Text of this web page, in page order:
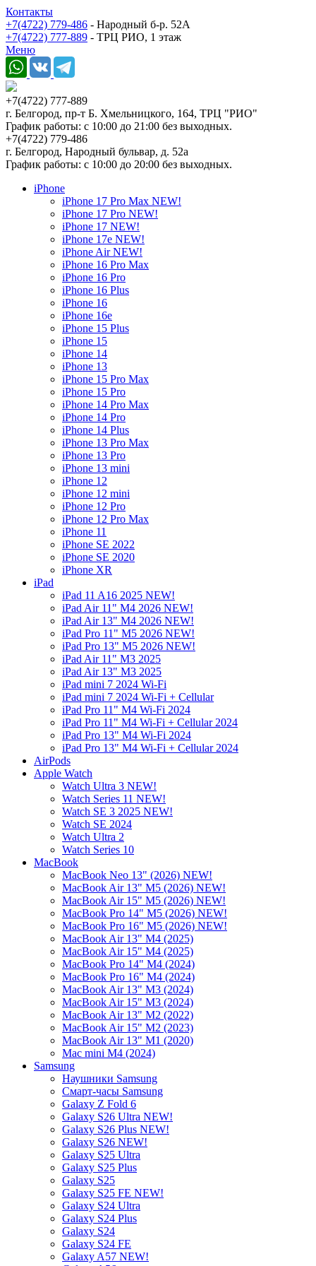
Контакты
+7(4722) 779-486 - Народный б-р. 52А
+7(4722) 777-889 - ТРЦ РИО, 1 этаж
Меню
+7(4722) 777-889
г. Белгород, пр-т Б. Хмельницкого, 164, ТРЦ "РИО"
График работы: с 10:00 до 21:00 без выходных.
+7(4722) 779-486
г. Белгород, Народный бульвар, д. 52а
График работы: с 10:00 до 20:00 без выходных.
iPhone
iPhone 17 Pro Max NEW!
iPhone 17 Pro NEW!
iPhone 17 NEW!
iPhone 17e NEW!
iPhone Air NEW!
iPhone 16 Pro Max
iPhone 16 Pro
iPhone 16 Plus
iPhone 16
iPhone 16e
iPhone 15 Plus
iPhone 15
iPhone 14
iPhone 13
iPhone 15 Pro Max
iPhone 15 Pro
iPhone 14 Pro Max
iPhone 14 Pro
iPhone 14 Plus
iPhone 13 Pro Max
iPhone 13 Pro
iPhone 13 mini
iPhone 12
iPhone 12 mini
iPhone 12 Pro
iPhone 12 Pro Max
iPhone 11
iPhone SE 2022
iPhone SE 2020
iPhone XR
iPad
iPad 11 A16 2025 NEW!
iPad Air 11" M4 2026 NEW!
iPad Air 13" M4 2026 NEW!
iPad Pro 11" M5 2026 NEW!
iPad Pro 13" M5 2026 NEW!
iPad Air 11" M3 2025
iPad Air 13" M3 2025
iPad mini 7 2024 Wi-Fi
iPad mini 7 2024 Wi-Fi + Cellular
iPad Pro 11" M4 Wi-Fi 2024
iPad Pro 11" M4 Wi-Fi + Cellular 2024
iPad Pro 13" M4 Wi-Fi 2024
iPad Pro 13" M4 Wi-Fi + Cellular 2024
AirPods
Apple Watch
Watch Ultra 3 NEW!
Watch Series 11 NEW!
Watch SE 3 2025 NEW!
Watch SE 2024
Watch Ultra 2
Watch Series 10
MacBook
MacBook Neo 13" (2026) NEW!
MacBook Air 13" M5 (2026) NEW!
MacBook Air 15" M5 (2026) NEW!
MacBook Pro 14" M5 (2026) NEW!
MacBook Pro 16" M5 (2026) NEW!
MacBook Air 13" M4 (2025)
MacBook Air 15" M4 (2025)
MacBook Pro 14" M4 (2024)
MacBook Pro 16" M4 (2024)
MacBook Air 13" M3 (2024)
MacBook Air 15" M3 (2024)
MacBook Air 13" M2 (2022)
MacBook Air 15" M2 (2023)
MacBook Air 13" M1 (2020)
Mac mini M4 (2024)
Samsung
Наушники Samsung
Смарт-часы Samsung
Galaxy Z Fold 6
Galaxy S26 Ultra NEW!
Galaxy S26 Plus NEW!
Galaxy S26 NEW!
Galaxy S25 Ultra
Galaxy S25 Plus
Galaxy S25
Galaxy S25 FE NEW!
Galaxy S24 Ultra
Galaxy S24 Plus
Galaxy S24
Galaxy S24 FE
Galaxy A57 NEW!